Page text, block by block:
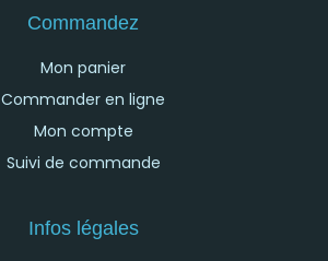
Commandez
Mon panier
Commander en ligne
Mon compte
Suivi de commande
Infos légales